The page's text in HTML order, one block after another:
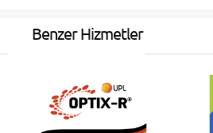
Benzer Hizmetler